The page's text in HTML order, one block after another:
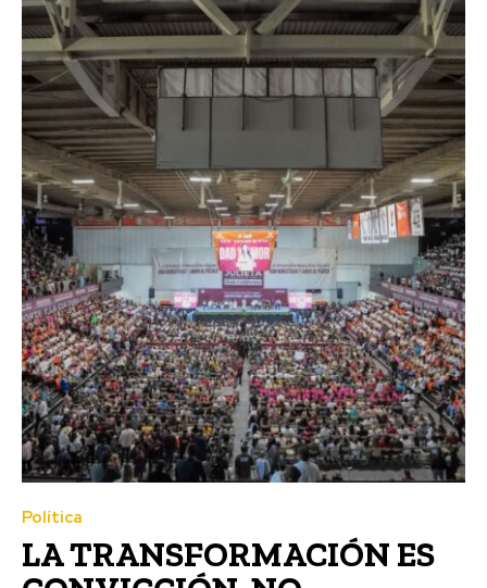
Política
LA TRANSFORMACIÓN ES